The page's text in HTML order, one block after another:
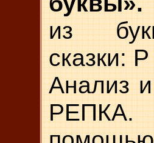
из
сказки:
Анализ